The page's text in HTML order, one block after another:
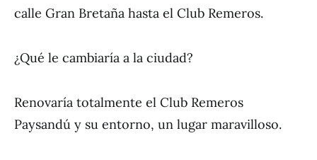
calle Gran Bretaña hasta el Club Remeros.
¿Qué le cambiaría a la ciudad?
Renovaría totalmente el Club Remeros
Paysandú y su entorno, un lugar maravilloso.